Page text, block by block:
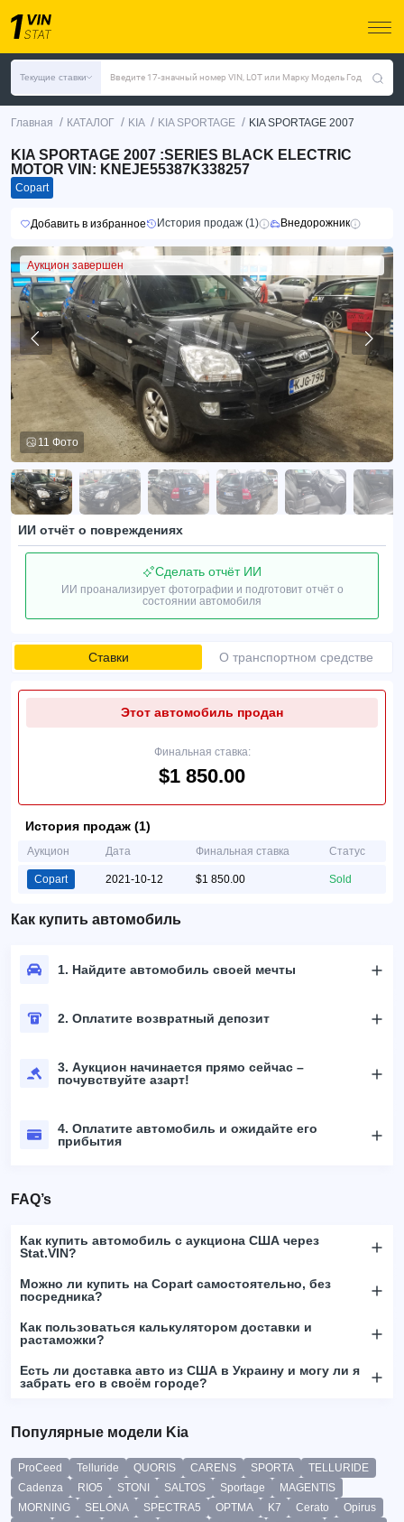
Текущие ставки Введите 17-значный номер VIN, LOT или Марку Модель Год
Главная / КАТАЛОГ / KIA / KIA SPORTAGE / KIA SPORTAGE 2007
KIA SPORTAGE 2007 :SERIES BLACK ELECTRIC
MOTOR VIN: KNEJE55387K338257
Copart
Добавить в избранное История продаж (1) Внедорожник
Аукцион завершен
11 Фото
ИИ отчёт о повреждениях
Сделать отчёт ИИ
ИИ проанализирует фотографии и подготовит отчёт о
состоянии автомобиля
Ставки О транспортном средстве
Этот автомобиль продан
Финальная ставка:
$1 850.00
История продаж (1)
Аукцион Дата Финальная ставка Статус
Copart 2021-10-12 $1 850.00 Sold
Как купить автомобиль
1. Найдите автомобиль своей мечты
2. Оплатите возвратный депозит
3. Аукцион начинается прямо сейчас –
почувствуйте азарт!
4. Оплатите автомобиль и ожидайте его
прибытия
FAQ’s
Как купить автомобиль с аукциона США через
Stat.VIN?
Можно ли купить на Copart самостоятельно, без
посредника?
Как пользоваться калькулятором доставки и
растаможки?
Есть ли доставка авто из США в Украину и могу ли я
забрать его в своём городе?
Популярные модели Kia
ProCeed Telluride QUORIS CARENS SPORTA
TELLURIDE
Cadenza
RIO5 STONI SALTOS Sportage
MAGENTIS
MORNING
SELONA SPECTRA5 OPTMA K7 Cerato
Opirus